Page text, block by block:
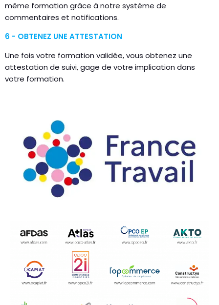
même formation grâce à notre système de
commentaires et notifications.
6 - OBTENEZ UNE ATTESTATION​
Une fois votre formation validée, vous obtenez une
attestation de suivi, gage de votre implication dans
votre formation.